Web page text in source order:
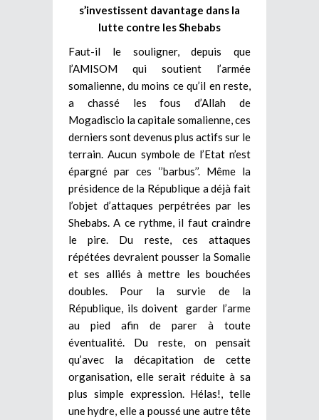
s’investissent davantage dans la
lutte contre les Shebabs
Faut-il le souligner, depuis que
l’AMISOM qui soutient l’armée
somalienne, du moins ce qu’il en reste,
a chassé les fous d’Allah de
Mogadiscio la capitale somalienne, ces
derniers sont devenus plus actifs sur le
terrain. Aucun symbole de l’Etat n’est
épargné par ces ‘’barbus’’. Même la
présidence de la République a déjà fait
l’objet d’attaques perpétrées par les
Shebabs. A ce rythme, il faut craindre
le pire. Du reste, ces attaques
répétées devraient pousser la Somalie
et ses alliés à mettre les bouchées
doubles. Pour la survie de la
République, ils doivent garder l’arme
au pied afin de parer à toute
éventualité. Du reste, on pensait
qu’avec la décapitation de cette
organisation, elle serait réduite à sa
plus simple expression. Hélas!, telle
une hydre, elle a poussé une autre tête